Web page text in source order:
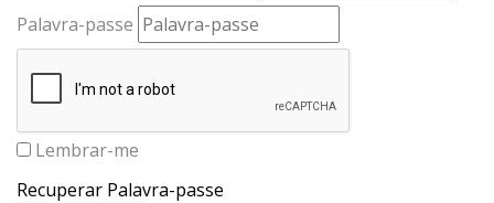
Palavra-passe
Lembrar-me
Recuperar Palavra-passe